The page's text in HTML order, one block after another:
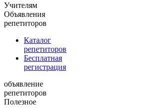
Учителям
Объявления
репетиторов
Каталог
репетиторов
Бесплатная
регистрация
объявление
репетиторов
Полезное